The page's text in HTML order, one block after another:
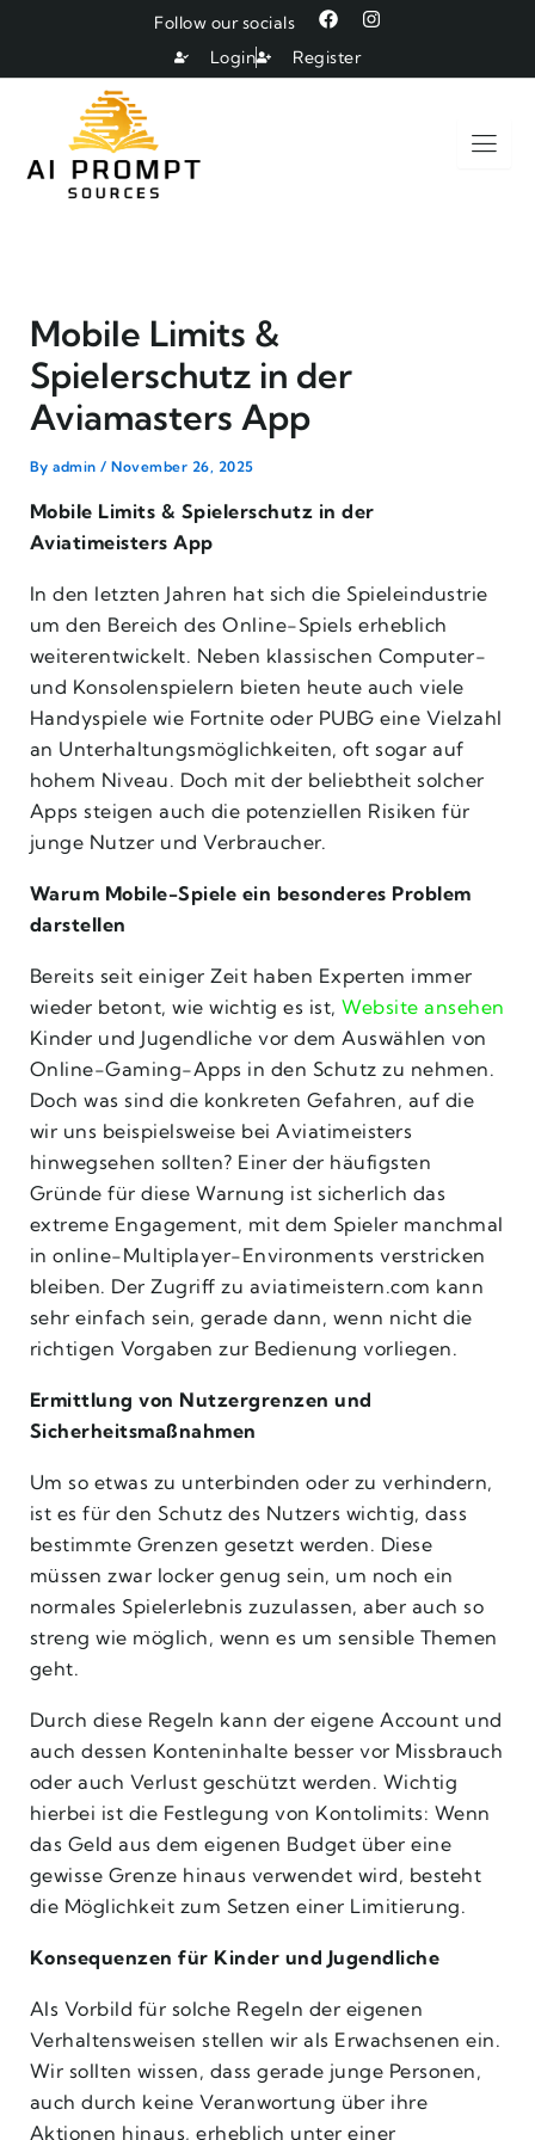
content
Follow our socials
F
a
c
e
I
n
t
Login Register
Mobile Limits &
Spielerschutz in der
Aviamasters App
Byadmin/November 26, 2025
Mobile Limits & Spielerschutz in der
Aviatimeisters App
In den letzten Jahren hat sich die Spieleindustrie
um den Bereich des Online-Spiels erheblich
weiterentwickelt. Neben klassischen Computer-
und Konsolenspielern bieten heute auch viele
Handyspiele wie Fortnite oder PUBG eine Vielzahl
an Unterhaltungsmöglichkeiten, oft sogar auf
hohem Niveau. Doch mit der beliebtheit solcher
Apps steigen auch die potenziellen Risiken für
junge Nutzer und Verbraucher.
Warum Mobile-Spiele ein besonderes Problem
darstellen
Bereits seit einiger Zeit haben Experten immer
wieder betont, wie wichtig es ist,Website ansehen
Kinder und Jugendliche vor dem Auswählen von
Online-Gaming-Apps in den Schutz zu nehmen.
Doch was sind die konkreten Gefahren, auf die
wir uns beispielsweise bei Aviatimeisters
hinwegsehen sollten? Einer der häufigsten
Gründe für diese Warnung ist sicherlich das
extreme Engagement, mit dem Spieler manchmal
in online-Multiplayer-Environments verstricken
bleiben. Der Zugriff zu aviatimeistern.com kann
sehr einfach sein, gerade dann, wenn nicht die
richtigen Vorgaben zur Bedienung vorliegen.
Ermittlung von Nutzergrenzen und
Sicherheitsmaßnahmen
Um so etwas zu unterbinden oder zu verhindern,
ist es für den Schutz des Nutzers wichtig, dass
bestimmte Grenzen gesetzt werden. Diese
müssen zwar locker genug sein, um noch ein
normales Spielerlebnis zuzulassen, aber auch so
streng wie möglich, wenn es um sensible Themen
geht.
Durch diese Regeln kann der eigene Account und
auch dessen Konteninhalte besser vor Missbrauch
oder auch Verlust geschützt werden. Wichtig
hierbei ist die Festlegung von Kontolimits: Wenn
das Geld aus dem eigenen Budget über eine
gewisse Grenze hinaus verwendet wird, besteht
die Möglichkeit zum Setzen einer Limitierung.
Konsequenzen für Kinder und Jugendliche
Als Vorbild für solche Regeln der eigenen
Verhaltensweisen stellen wir als Erwachsenen ein.
Wir sollten wissen, dass gerade junge Personen,
auch durch keine Veranwortung über ihre
Aktionen hinaus, erheblich unter einer